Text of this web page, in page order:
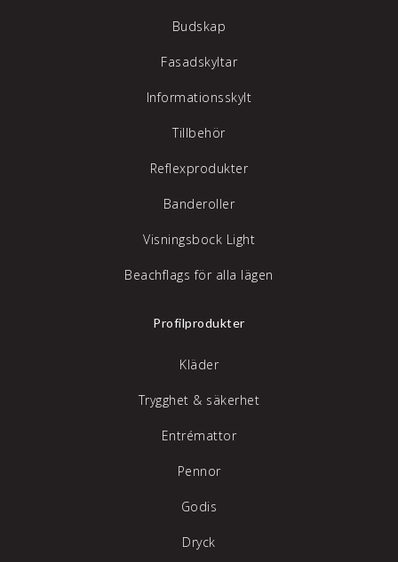
Budskap
Fasadskyltar
Informationsskylt
Tillbehör
Reflexprodukter
Banderoller
Visningsbock Light
Beachflags för alla lägen
Profilprodukter
Kläder
Trygghet & säkerhet
Entrémattor
Pennor
Godis
Dryck